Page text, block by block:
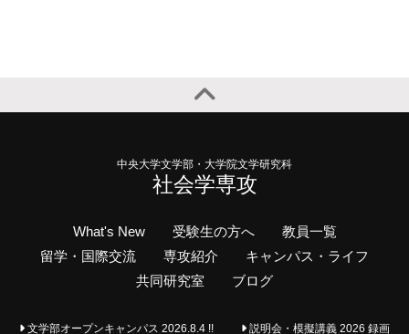
中央大学文学部・大学院文学研究科
社会学専攻
What's New 受験生の方へ
教員一覧
留学・国際交流
専攻紹介
キャンパス・ライフ
共同研究室
ブログ
文学部オープンキャンパス 2026.8.4 !! 説明会・模擬講義 2026 録画